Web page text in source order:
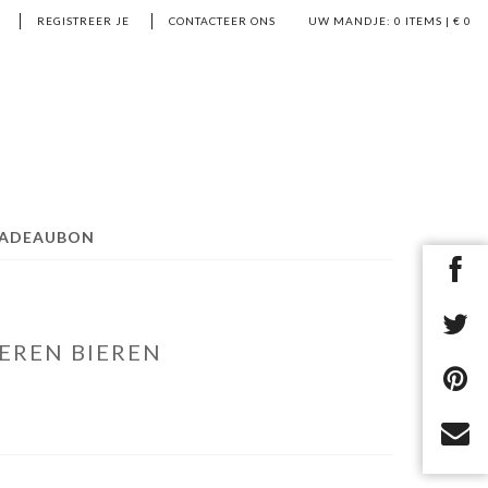
UW MANDJE: 0 ITEMS | € 0
REGISTREER JE CONTACTEER ONS
BIEREN